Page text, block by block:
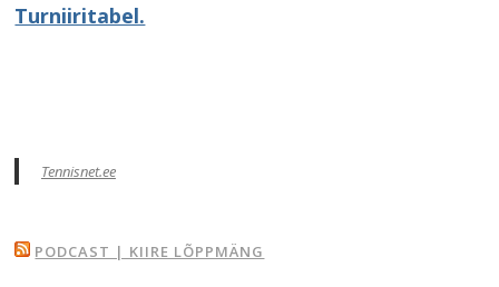
Turniiritabel.
Tennisnet.ee
PODCAST | KIIRE LÕPPMÄNG